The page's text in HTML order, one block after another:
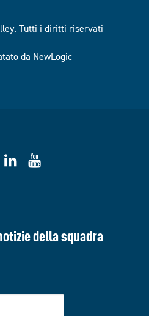
Tutti i diritti riservati
da NewLogic
della squadra